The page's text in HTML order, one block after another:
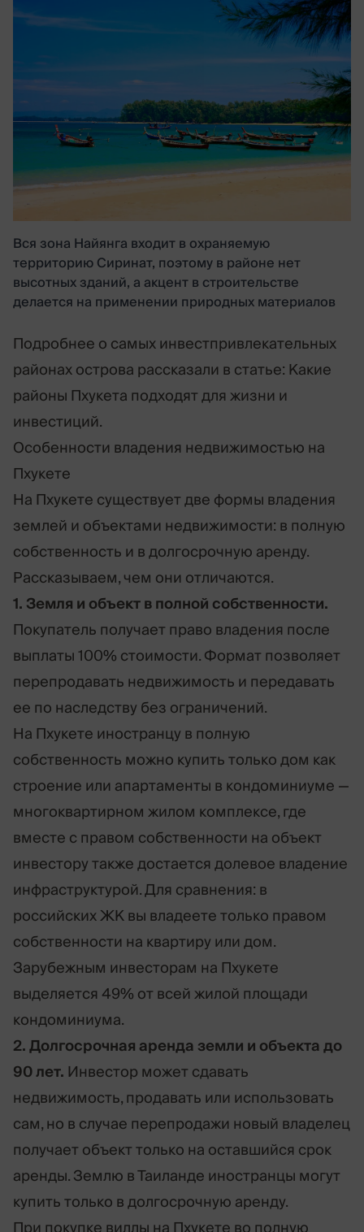
Вся зона Найянга входит в охраняемую
территорию Сиринат, поэтому в районе нет
высотных зданий, а акцент в строительстве
делается на применении природных материалов
Подробнее о самых инвестпривлекательных
районах острова рассказали в статье:Какие
районы Пхукета подходят для жизни и
инвестиций.
Особенности владения недвижимостью на
Пхукете
На Пхукете существует две формы владения
землей и объектами недвижимости: в полную
собственность и в долгосрочную аренду.
Рассказываем, чем они отличаются.
1. Земля и объект в полной собственности.
Покупатель получает право владения после
выплаты 100% стоимости. Формат позволяет
перепродавать недвижимость и передавать
ее по наследству без ограничений.
На Пхукете иностранцу в полную
собственность можно купить только дом как
строение или апартаменты в кондоминиуме —
многоквартирном жилом комплексе, где
вместе с правом собственности на объект
инвестору также достается долевое владение
инфраструктурой. Для сравнения: в
российских ЖК вы владеете только правом
собственности на квартиру или дом.
Зарубежным инвесторам на Пхукете
выделяется 49% от всей жилой площади
кондоминиума.
2. Долгосрочная аренда земли и объекта до
90 лет.Инвестор может сдавать
недвижимость, продавать или использовать
сам, но в случае перепродажи новый владелец
получает объект только на оставшийся срок
аренды. Землю в Таиланде иностранцы могут
купить только в долгосрочную аренду.